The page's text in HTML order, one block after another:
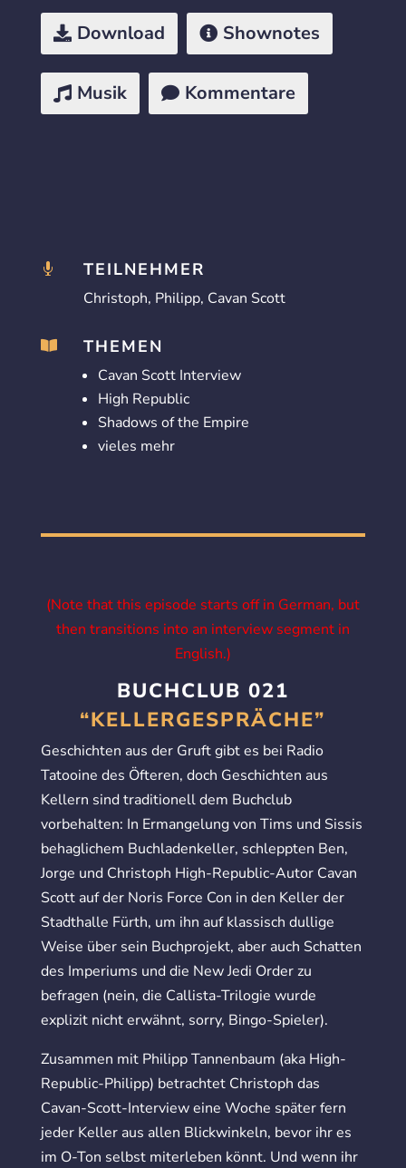
Download Shownotes
Musik Kommentare
 TEILNEHMER
Christoph, Philipp, Cavan Scott
 THEMEN
Cavan Scott Interview
High Republic
Shadows of the Empire
vieles mehr
(Note that this episode starts off in German, but
then transitions into an interview segment in
English.)
BUCHCLUB 021
“KELLERGESPRÄCHE”
Geschichten aus der Gruft gibt es bei Radio
Tatooine des Öfteren, doch Geschichten aus
Kellern sind traditionell dem Buchclub
vorbehalten: In Ermangelung von Tims und Sissis
behaglichem Buchladenkeller, schleppten Ben,
Jorge und Christoph High-Republic-Autor Cavan
Scott auf der Noris Force Con in den Keller der
Stadthalle Fürth, um ihn auf klassisch dullige
Weise über sein Buchprojekt, aber auch Schatten
des Imperiums und die New Jedi Order zu
befragen (nein, die Callista-Trilogie wurde
explizit nicht erwähnt, sorry, Bingo-Spieler).
Zusammen mit Philipp Tannenbaum (aka High-
Republic-Philipp) betrachtet Christoph das
Cavan-Scott-Interview eine Woche später fern
jeder Keller aus allen Blickwinkeln, bevor ihr es
im O-Ton selbst miterleben könnt. Und wenn ihr